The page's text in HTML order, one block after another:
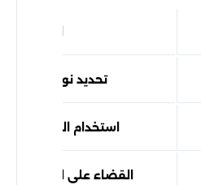
تحديد نوع
استخدام الحل
القضاء على الحشرات